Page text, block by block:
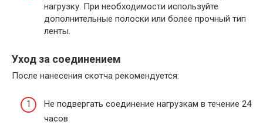
нагрузку. При необходимости используйте
дополнительные полоски или более прочный тип
ленты.
Уход за соединением
После нанесения скотча рекомендуется:
Не подвергать соединение нагрузкам в течение 24
часов